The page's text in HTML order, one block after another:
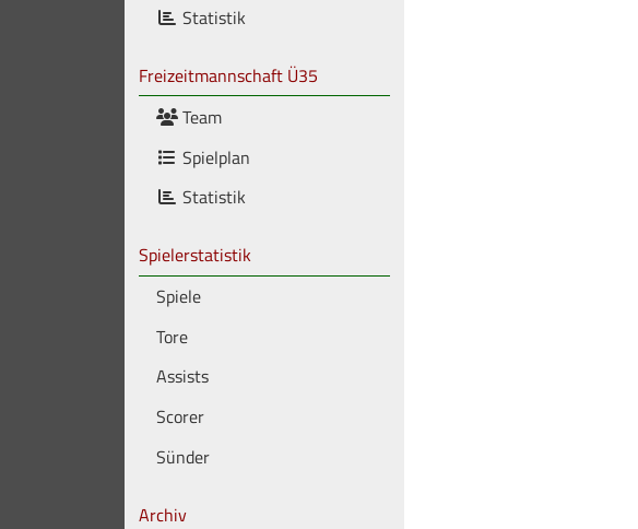
Statistik
Freizeitmannschaft Ü35
Team
Spielplan
Statistik
Spielerstatistik
Spiele
Tore
Assists
Scorer
Sünder
Archiv